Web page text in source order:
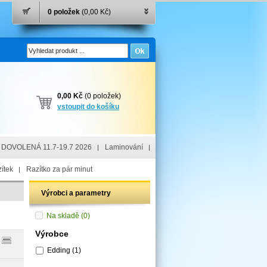
0 položek (0,00 Kč)
0,00 Kč (0 položek)
vstoupit do košíku
DOVOLENÁ 11.7-19.7 2026 Laminování
Razítko za pár minut
Výrobci a parametry
Na skladě (0)
Výrobce
Edding (1)